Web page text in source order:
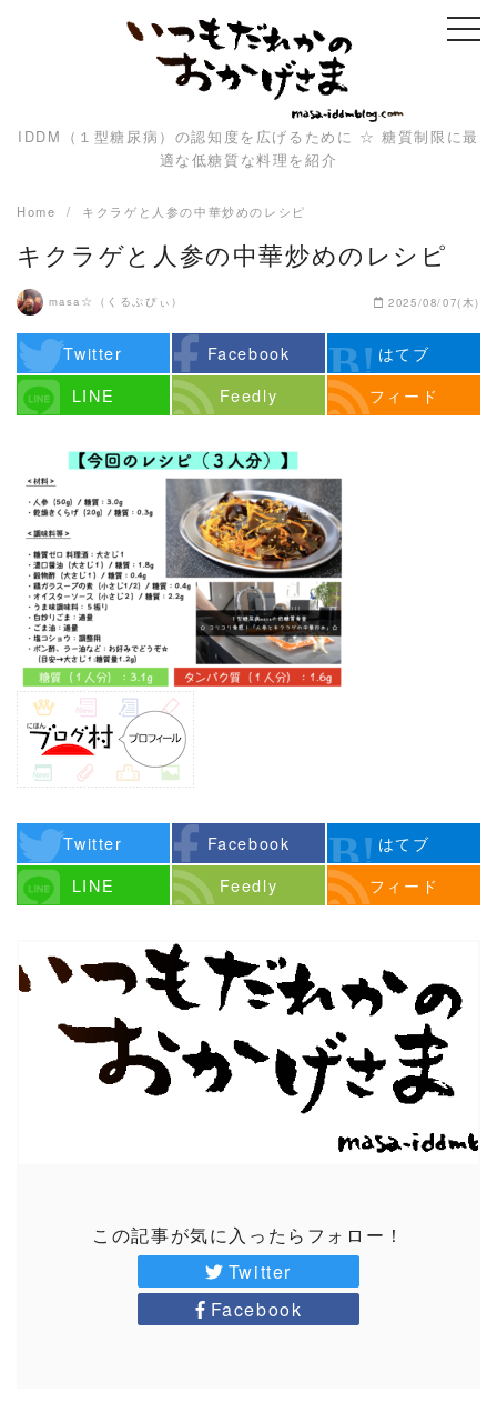
IDDM（１型糖尿病）の認知度を広げるために ☆ 糖質制限に最
適な低糖質な料理を紹介
Home キクラゲと人参の中華炒めのレシピ
キクラゲと人参の中華炒めのレシピ
masa☆（くるぷぴぃ） 2025/08/07(木)
Twitter Facebook
はてブ
LINE
Feedly フィード
Twitter Facebook
はてブ
LINE
Feedly フィード
この記事が気に入ったらフォロー！
Twitter
Facebook